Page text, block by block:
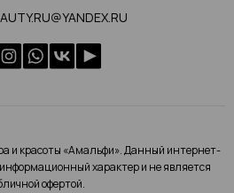
и красоты «Амальфи». Данный интернет-
характер и не является
офертой.